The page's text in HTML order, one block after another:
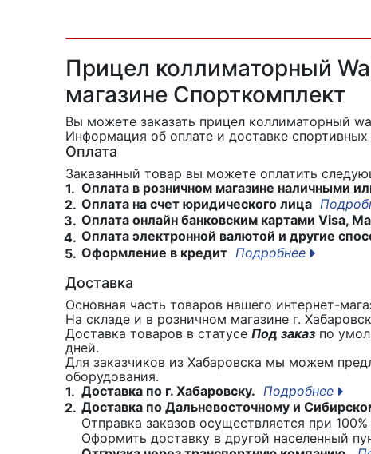
Прицел коллиматорный
магазине Спорткомплект
Вы можете заказать прицел коллиматорный
Информация об оплате и доставке
Оплата
Заказанный товар вы можете оплатить
1. Оплата в розничном магазине наличными
2. Оплата на счет юридического лица
3. Оплата онлайн банковским картами Visa,
4. Оплата электронной валютой и другие
5. Оформление в кредит Подробнее
Доставка
Основная часть товаров нашего интернет-
На складе и в розничном магазине г.
Доставка товаров в статусе Под заказ по
дней.
Для заказчиков из Хабаровска мы можем
оборудования.
1. Доставка по г. Хабаровску. Подробнее
2. Доставка по Дальневосточному и
Отправка заказов осуществляется при 100%
Оформить доставку в другой населенный